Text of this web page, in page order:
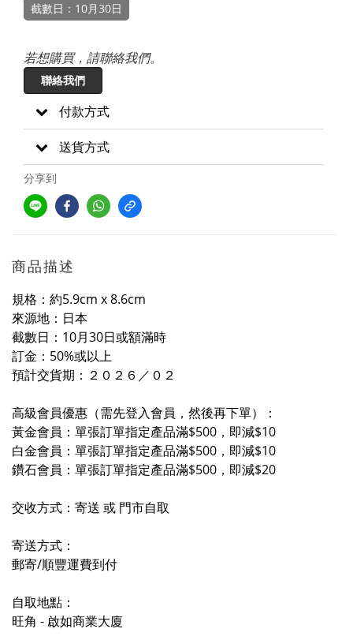
截數日：10月30日
若想購買，請聯絡我們。
聯絡我們
付款方式
送貨方式
分享到
商品描述
規格：約5.9cm x 8.6cm
來源地：日本
截數日：10月30日或額滿時
訂金：50%或以上
預計交貨期：２０２６／０ ２
高級會員優惠（需先登入會員，然後再下單）：
黃金會員：單張訂單指定產品滿$500，即減$10
白金會員：單張訂單指定產品滿$500，即減$10
鑽石會員：單張訂單指定產品滿$500，即減$20
交收方式：寄送 或 門市自取
寄送方式：
郵寄/順豐運費到付
自取地點：
旺角 - 啟如商業大廈